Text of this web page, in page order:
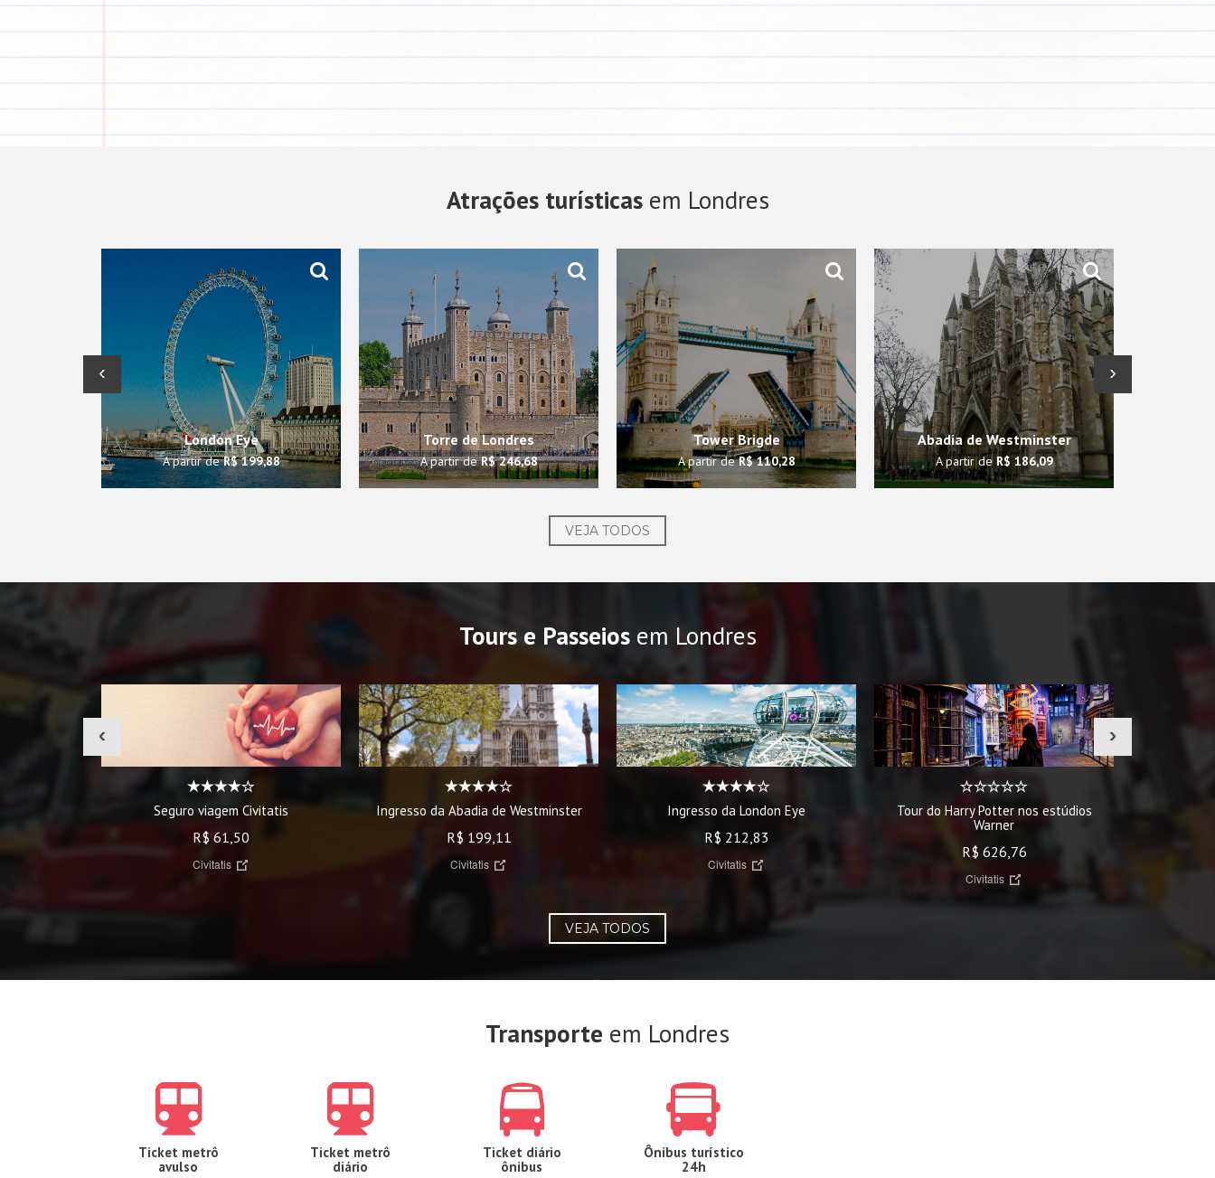
Atrações turísticasem Londres
London Eye
A partir deR$ 199,88
Torre de Londres
A partir deR$ 246,68
Tower Brigde
A partir deR$ 110,28
Abadia de Westminster
A partir de R$ 186,09
‹ ›
VEJA TODOS
Tours e Passeiosem Londres
Seguro viagem Civitatis
R$ 61,50
Civitatis
Ingresso da Abadia de Westminster
R$ 199,11
Civitatis
Ingresso da London Eye
R$ 212,83
Civitatis
Tour do Harry Potter nos estúdios
Warner
R$ 626,76
Civitatis
‹ ›
VEJA TODOS
Transporte em Londres
Ticket metrô
avulso
Ticket metrô
diário
Ticket diário
ônibus
Ônibus turístico
24h